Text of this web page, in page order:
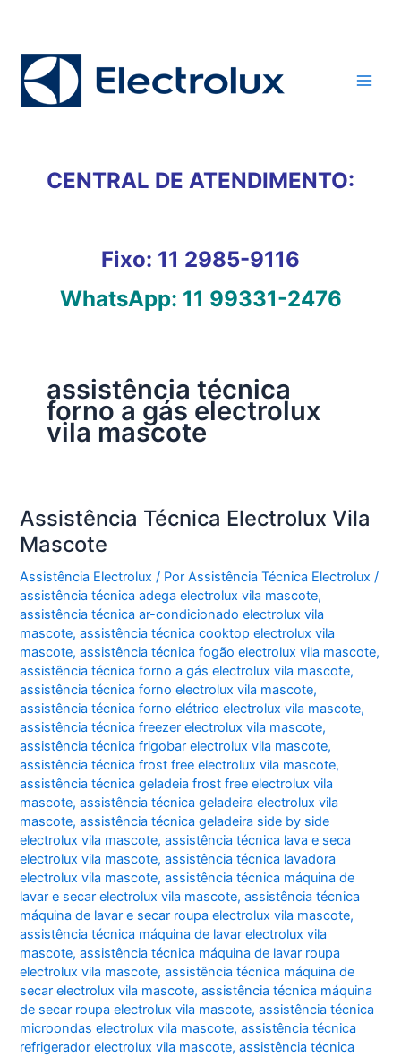
conteúdo
CENTRAL DE ATENDIMENTO:
Fixo: 11 2985-9116
WhatsApp: 11 99331-2476
assistência técnica
forno a gás electrolux
vila mascote
Assistência Técnica Electrolux Vila
Mascote
Assistência Electrolux / PorAssistência Técnica Electrolux/
assistência técnica adega electrolux vila mascote,
assistência técnica ar-condicionado electrolux vila
mascote,assistência técnica cooktop electrolux vila
mascote,assistência técnica fogão electrolux vila mascote,
assistência técnica forno a gás electrolux vila mascote,
assistência técnica forno electrolux vila mascote,
assistência técnica forno elétrico electrolux vila mascote,
assistência técnica freezer electrolux vila mascote,
assistência técnica frigobar electrolux vila mascote,
assistência técnica frost free electrolux vila mascote,
assistência técnica geladeia frost free electrolux vila
mascote,assistência técnica geladeira electrolux vila
mascote,assistência técnica geladeira side by side
electrolux vila mascote,assistência técnica lava e seca
electrolux vila mascote,assistência técnica lavadora
electrolux vila mascote,assistência técnica máquina de
lavar e secar electrolux vila mascote,assistência técnica
máquina de lavar e secar roupa electrolux vila mascote,
assistência técnica máquina de lavar electrolux vila
mascote,assistência técnica máquina de lavar roupa
electrolux vila mascote,assistência técnica máquina de
secar electrolux vila mascote,assistência técnica máquina
de secar roupa electrolux vila mascote,assistência técnica
microondas electrolux vila mascote,assistência técnica
refrigerador electrolux vila mascote,assistência técnica